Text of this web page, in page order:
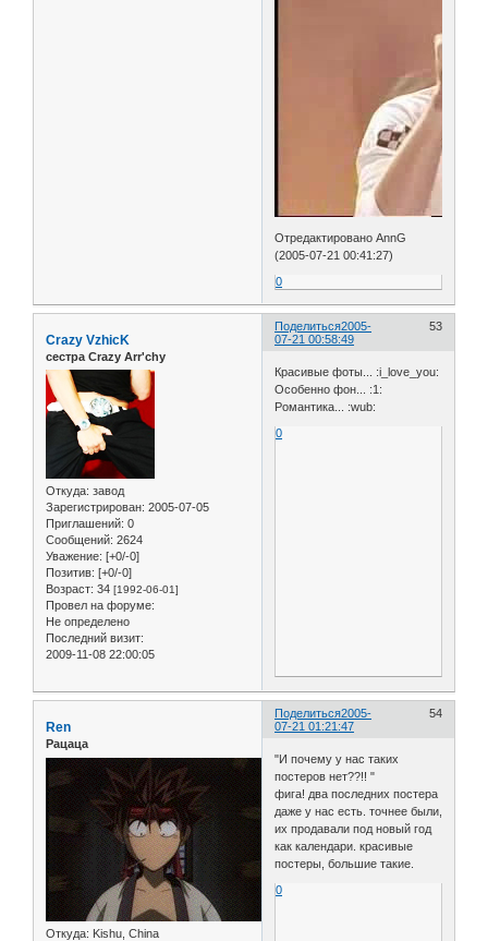
Отредактировано AnnG
(2005-07-21 00:41:27)
0
Поделиться 53
2005-
07-21 00:58:49
Crazy VzhicK
сестра Crazy Arr'chy
Откуда: завод
Зарегистрирован: 2005-07-05
Приглашений: 0
Сообщений: 2624
Уважение: [+0/-0]
Позитив: [+0/-0]
Возраст: 34 [1992-06-01]
Провел на форуме:
Не определено
Последний визит:
2009-11-08 22:00:05
Красивые фоты... :i_love_you:
Особенно фон... :1:
Романтика... :wub:
0
Поделиться 54
2005-
07-21 01:21:47
Ren
Рацаца
Откуда: Kishu, China
"И почему у нас таких
постеров нет??!! "
фига! два последних постера
даже у нас есть. точнее были,
их продавали под новый год
как календари. красивые
постеры, большие такие.
0